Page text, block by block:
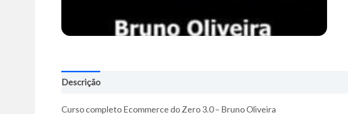
Descrição
Curso completo Ecommerce do Zero 3.0 – Bruno Oliveira